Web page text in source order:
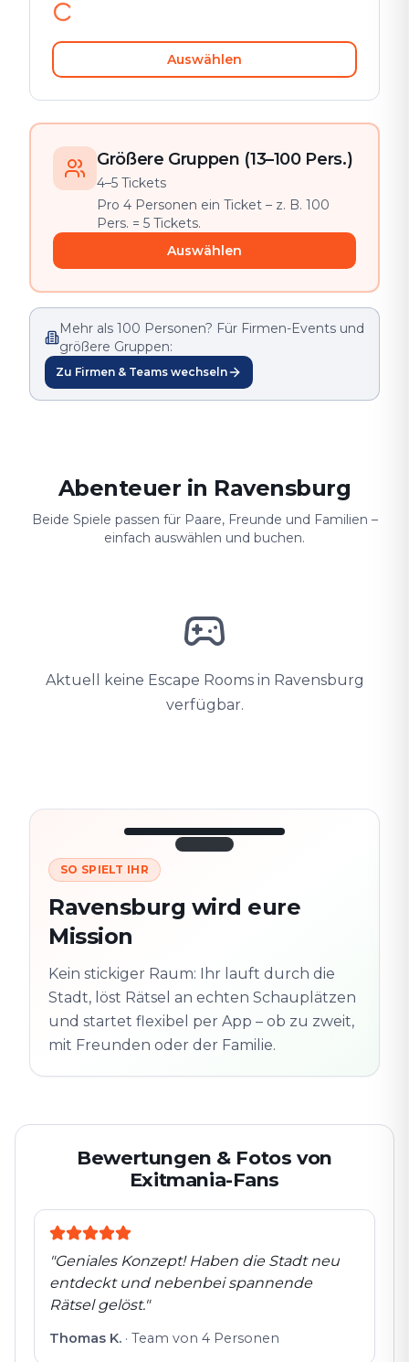
Auswählen
Größere Gruppen (13–100 Pers.)
4–5 Tickets
Pro 4 Personen ein Ticket – z. B. 100
Pers. = 5 Tickets.
Auswählen
Mehr als 100 Personen? Für Firmen-Events und
größere Gruppen:
Zu Firmen & Teams wechseln
Abenteuer in Ravensburg
Beide Spiele passen für Paare, Freunde und Familien –
einfach auswählen und buchen.
Aktuell keine Escape Rooms in Ravensburg
verfügbar.
3/10
Schauplatz
m
entdeckt
flexibel
SO SPIELT IHR
Ravensburg wird eure
Mission
Kein stickiger Raum: Ihr lauft durch die
Stadt, löst Rätsel an echten Schauplätzen
und startet flexibel per App – ob zu zweit,
mit Freunden oder der Familie.
Bewertungen & Fotos von
Exitmania-Fans
"Geniales Konzept! Haben die Stadt neu
entdeckt und nebenbei spannende
Rätsel gelöst."
Thomas K. · Team von 4 Personen